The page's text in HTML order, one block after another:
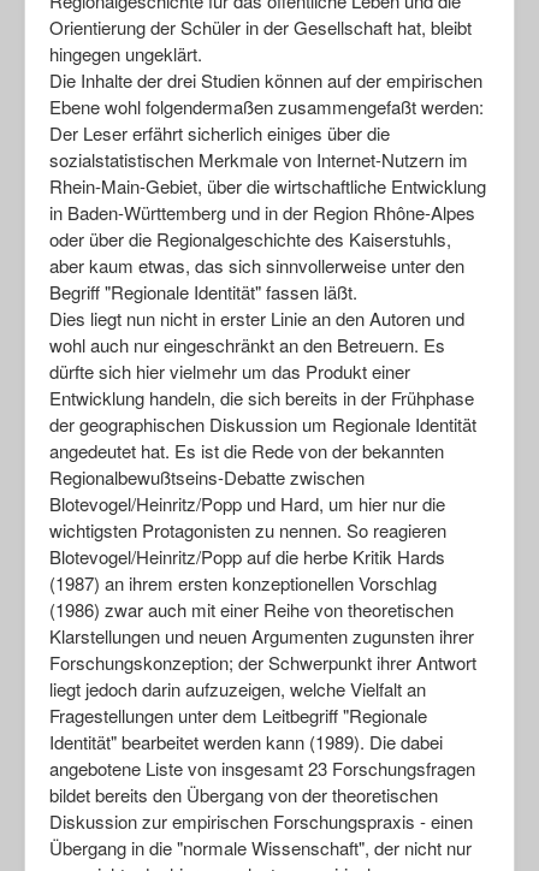
Orientierung der Schüler in der Gesellschaft hat, bleibt
hingegen ungeklärt.
Die Inhalte der drei Studien können auf der empirischen
Ebene wohl folgendermaßen zusammengefaßt werden:
Der Leser erfährt sicherlich einiges über die
sozialstatistischen Merkmale von Internet-Nutzern im
Rhein-Main-Gebiet, über die wirtschaftliche Entwicklung
in Baden-Württemberg und in der Region Rhône-Alpes
oder über die Regionalgeschichte des Kaiserstuhls,
aber kaum etwas, das sich sinnvollerweise unter den
Begriff "Regionale Identität" fassen läßt.
Dies liegt nun nicht in erster Linie an den Autoren und
wohl auch nur eingeschränkt an den Betreuern. Es
dürfte sich hier vielmehr um das Produkt einer
Entwicklung handeln, die sich bereits in der Frühphase
der geographischen Diskussion um Regionale Identität
angedeutet hat. Es ist die Rede von der bekannten
Regionalbewußtseins-Debatte zwischen
Blotevogel/Heinritz/Popp und Hard, um hier nur die
wichtigsten Protagonisten zu nennen. So reagieren
Blotevogel/Heinritz/Popp auf die herbe Kritik Hards
(1987) an ihrem ersten konzeptionellen Vorschlag
(1986) zwar auch mit einer Reihe von theoretischen
Klarstellungen und neuen Argumenten zugunsten ihrer
Forschungskonzeption; der Schwerpunkt ihrer Antwort
liegt jedoch darin aufzuzeigen, welche Vielfalt an
Fragestellungen unter dem Leitbegriff "Regionale
Identität" bearbeitet werden kann (1989). Die dabei
angebotene Liste von insgesamt 23 Forschungsfragen
bildet bereits den Übergang von der theoretischen
Diskussion zur empirischen Forschungspraxis - einen
Übergang in die "normale Wissenschaft", der nicht nur